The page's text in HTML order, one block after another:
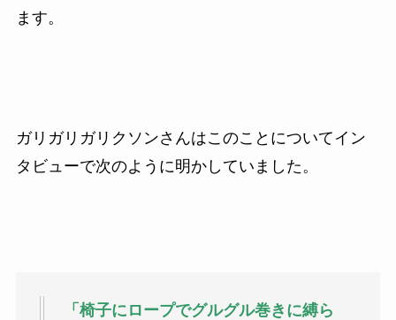
ます。
ガリガリガリクソンさんはこのことについてイン
タビューで次のように明かしていました。
「椅子にロープでグルグル巻きに縛ら